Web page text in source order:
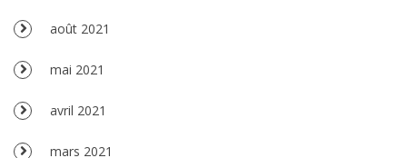
août 2021
mai 2021
avril 2021
mars 2021